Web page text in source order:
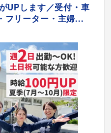
UPします／受付・車
フリーター・主婦...